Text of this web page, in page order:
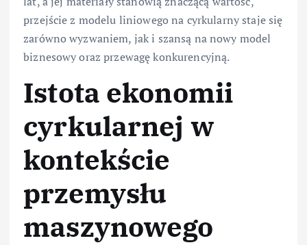
przejście z modelu liniowego na cyrkularny staje się
zarówno wyzwaniem, jak i szansą na nowy model
biznesowy oraz przewagę konkurencyjną.
Istota ekonomii
cyrkularnej w
kontekście
przemysłu
maszynowego